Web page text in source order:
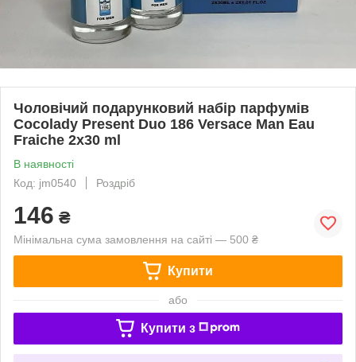
Чоловічий подарунковий набір парфумів
Cocolady Present Duo 186 Versace Man Eau
Fraiche 2x30 ml
В наявності
Код: jm0540
Роздріб
146 ₴
Мінімальна сума замовлення на сайті — 500 ₴
Купити
або
Купити з